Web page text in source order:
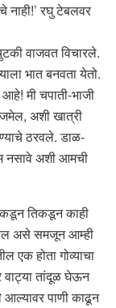
नाही!’ रघु टेबलवर
वाजवत विचारले.
भात बनवता येतो.
मी चपाती-भाजी
अशी खात्री
ठरवले. डाळ-
नसावे अशी आमची
तिकडून काही
असे समजून आम्ही
एक होता गोव्याचा
वाट्या तांदूळ घेऊन
पाणी काढून